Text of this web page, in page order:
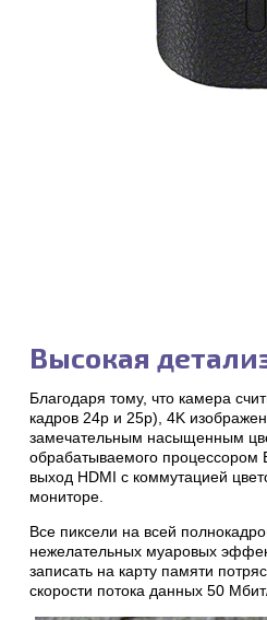
Высокая
Благодаря тому, что камера
кадров 24p и 25p), 4K
замечательным насыщенным
обрабатываемого процессором
выход HDMI с коммутацией
мониторе.
Все пиксели на всей
нежелательных муаровых
записать на карту памяти
скорости потока данных 50